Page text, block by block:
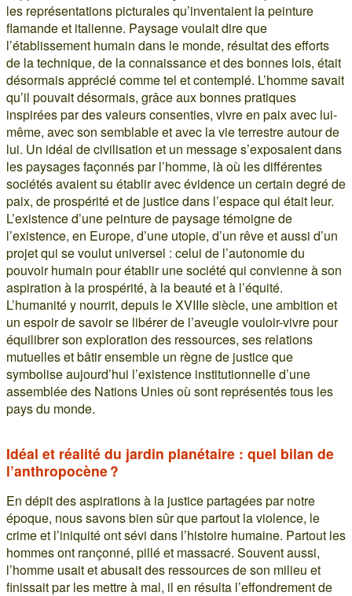
les représentations picturales qu’inventaient la peinture
flamande et italienne. Paysage voulait dire que
l’établissement humain dans le monde, résultat des efforts
de la technique, de la connaissance et des bonnes lois, était
désormais apprécié comme tel et contemplé. L’homme savait
qu’il pouvait désormais, grâce aux bonnes pratiques
inspirées par des valeurs consenties, vivre en paix avec lui-
même, avec son semblable et avec la vie terrestre autour de
lui. Un idéal de civilisation et un message s’exposaient dans
les paysages façonnés par l’homme, là où les différentes
sociétés avaient su établir avec évidence un certain degré de
paix, de prospérité et de justice dans l’espace qui était leur.
L’existence d’une peinture de paysage témoigne de
l’existence, en Europe, d’une utopie, d’un rêve et aussi d’un
projet qui se voulut universel : celui de l’autonomie du
pouvoir humain pour établir une société qui convienne à son
aspiration à la prospérité, à la beauté et à l’équité.
L’humanité y nourrit, depuis le XVIIIe siècle, une ambition et
un espoir de savoir se libérer de l’aveugle vouloir-vivre pour
équilibrer son exploration des ressources, ses relations
mutuelles et bâtir ensemble un règne de justice que
symbolise aujourd’hui l’existence institutionnelle d’une
assemblée des Nations Unies où sont représentés tous les
pays du monde.
Idéal et réalité du jardin planétaire : quel bilan de
l’anthropocène ?
En dépit des aspirations à la justice partagées par notre
époque, nous savons bien sûr que partout la violence, le
crime et l’iniquité ont sévi dans l’histoire humaine. Partout les
hommes ont rançonné, pillé et massacré. Souvent aussi,
l’homme usait et abusait des ressources de son milieu et
finissait par les mettre à mal, il en résulta l’effondrement de